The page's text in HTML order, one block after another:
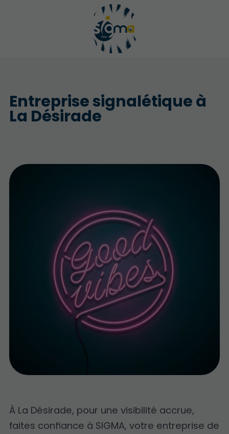
Entreprise signalétique à
La Désirade
À La Désirade, pour une visibilité accrue,
faites confiance à SIGMA, votre entreprise de